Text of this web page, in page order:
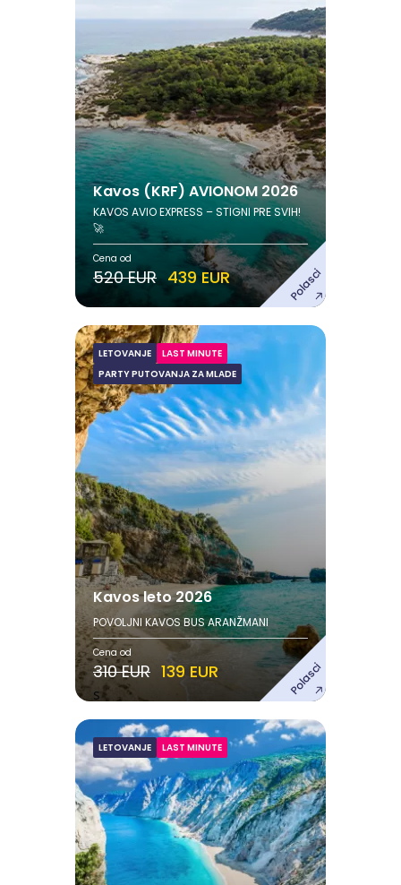
Kavos (KRF) AVIONOM 2026
KAVOS AVIO EXPRESS – STIGNI PRE SVIH!
🚀
Cena od
520 EUR 439 EUR Polasci
Avgust
13.08.2026. - 20.08.2026.
Pogledaj ponudu
LETOVANJE
LAST MINUTE
PARTY PUTOVANJA ZA MLADE
Kavos leto 2026
POVOLJNI KAVOS BUS ARANŽMANI
Cena od
310 EUR 139 EUR
s Polasci
Kavos leto 2026
Avgust
12.08.2026. - 21.08.2026.
19.08.2026. - 28.08.2026.
Pogledaj ponudu
LETOVANJE LAST MINUTE
Kefalonija leto 2026
Avgust
12.08.2026. - 23.08.2026.
21.08.2026. - 01.09.2026.
30.08.2026. - 10.09.2026.